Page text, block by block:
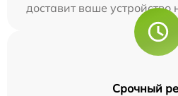
доставит ваше устройство
Срочный